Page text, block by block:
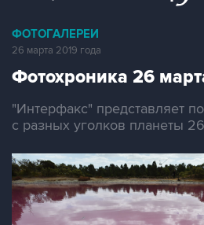
ФОТОГАЛЕРЕИ
26 марта 2019 года
Фотохроника 26
"Интерфакс" представляет
с разных уголков планеты